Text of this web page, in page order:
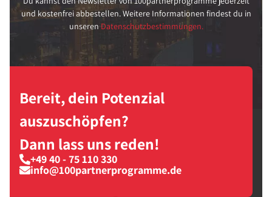
und kostenfrei abbestellen. Weitere Informationen findest du in
unseren Datenschutzbestimmungen.
Bereit, dein Potenzial
auszuschöpfen?
Dann lass uns reden!
+49 40 - 75 110 330
info@100partnerprogramme.de